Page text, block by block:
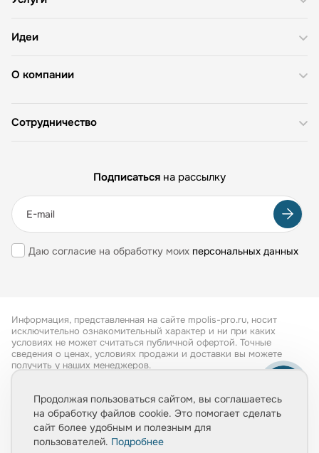
О компании
Идеи
Сотрудничество
Подписаться на рассылку
Даю согласие на обработку моих персональных данных
Информация, представленная на сайте mpolis-pro.ru, носит
исключительно ознакомительный характер и ни при каких
условиях не может считаться публичной офертой. Точные
сведения о ценах, условиях продажи и доставки вы можете
получить у наших менеджеров.
Обработка персональных данных
Политика конфиденциальности
Продолжая пользоваться сайтом, вы соглашаетесь
на обработку файлов cookie. Это помогает сделать
сайт более удобным и полезным для
пользователей. Подробнее